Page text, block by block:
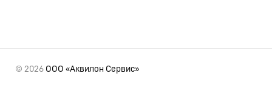
© 2026 ООО «Аквилон Сервис»